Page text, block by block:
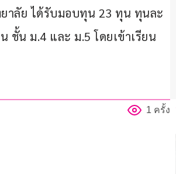
ยาลัย ได้รับมอบทุน 23 ทุน ทุนละ
ชั้น ม.4 และ ม.5 โดยเข้าเรียน
1 ครั้ง